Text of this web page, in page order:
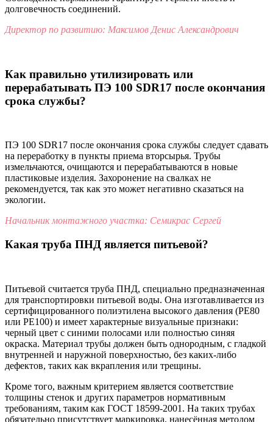
долговечность соединений.
Директор по развитию: Максимов Денис Александрович
Как правильно утилизировать или
перерабатывать ПЭ 100 SDR17 после окончания
срока службы?
ПЭ 100 SDR17 после окончания срока службы следует сдавать
на переработку в пункты приема вторсырья. Трубы
измельчаются, очищаются и перерабатываются в новые
пластиковые изделия. Захоронение на свалках не
рекомендуется, так как это может негативно сказаться на
экологии.
Начальник монтажного участка: Семикрас Сергей
Какая труба ПНД является питьевой?
Питьевой считается труба ПНД, специально предназначенная
для транспортировки питьевой воды. Она изготавливается из
сертифицированного полиэтилена высокого давления (PE80
или PE100) и имеет характерные визуальные признаки:
черный цвет с синими полосами или полностью синяя
окраска. Материал трубы должен быть однородным, с гладкой
внутренней и наружной поверхностью, без каких-либо
дефектов, таких как вкрапления или трещины.
Кроме того, важным критерием является соответствие
толщины стенок и других параметров нормативным
требованиям, таким как ГОСТ 18599-2001. На таких трубах
обязательно присутствует маркировка, нанесённая методом